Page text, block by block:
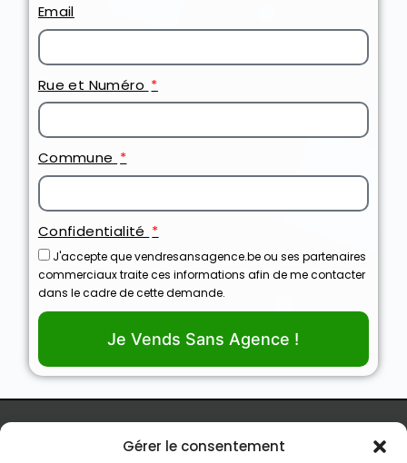
Gérer le consentement
Email
Rue et Numéro
Commune
Confidentialité
J'accepte que vendresansagence.be ou ses partenaires
commerciaux traite ces informations afin de me contacter
dans le cadre de cette demande.
Je Vends Sans Agence !
Nous Achetons des Maisons